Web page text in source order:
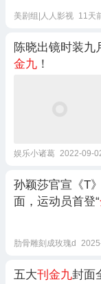
美剧组|人人影视 11天
陈晓出镜时装九
金九 ！
娱乐小诸葛 2022-09-
孙颖莎官宣《T
面，运动员首登“
肋骨雕刻成玫瑰d
五大刊金九封面